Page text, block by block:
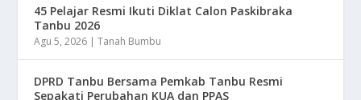
45 Pelajar Resmi Ikuti Diklat Calon Paskibraka
Tanbu 2026
Agu 5, 2026 |Tanah Bumbu
DPRD Tanbu Bersama Pemkab Tanbu Resmi
Sepakati Perubahan KUA dan PPAS